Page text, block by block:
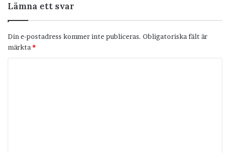
Lämna ett svar
Din e-postadress kommer inte publiceras. Obligatoriska fält är
märkta *